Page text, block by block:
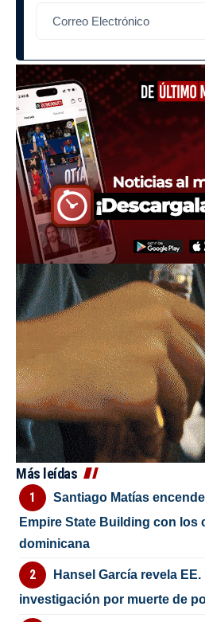
Más leídas
Santiago Matías
Empire State Building con los
dominicana
Hansel García revela
investigación por muerte de